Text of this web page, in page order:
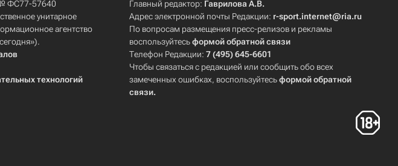
№ ФС77-57640
унитарное
агентство
технологий
Главный редактор: Гаврилова А.В.
Адрес электронной почты Редакции: r-sport.internet@ria.ru
По вопросам размещения пресс-релизов и рекламы
воспользуйтесьформой обратной связи
Телефон Редакции:7 (495) 645-6601
Чтобы связаться с редакцией или сообщить обо всех
замеченных ошибках, воспользуйтесьформой обратной
связи.